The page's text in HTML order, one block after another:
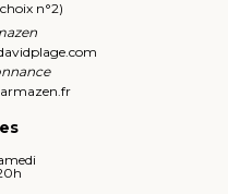
n°2)